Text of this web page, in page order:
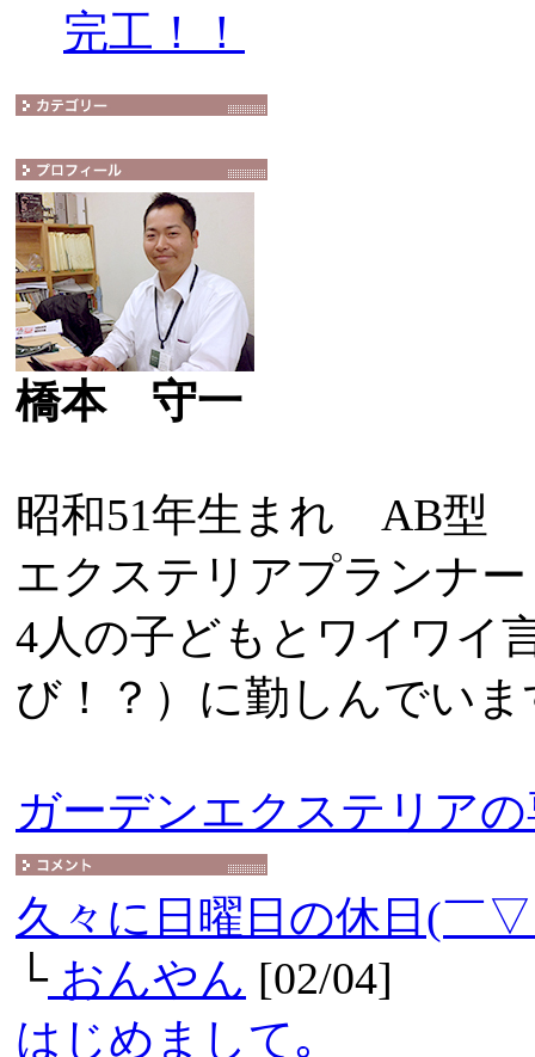
完工！！
橋本 守一
昭和51年生まれ AB型
エクステリアプランナー
4人の子どもとワイワイ
び！？）に勤しんでいま
ガーデンエクステリア
久々に日曜日の休日(￣
└おんやん [02/04]
はじめまして｡